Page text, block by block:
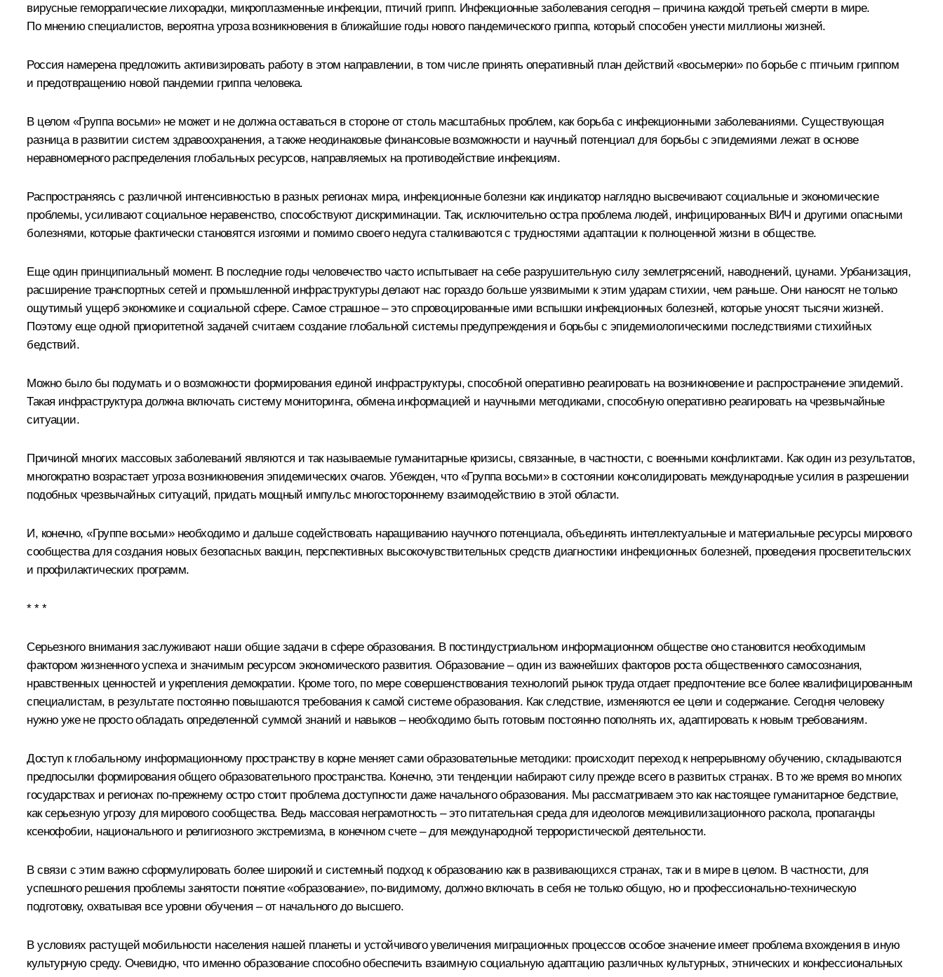
вирусные геморрагические лихорадки, микроплазменные инфекции, птичий грипп. Инфекционные заболевания сегодня – причина каждой третьей смерти в мире.
По мнению специалистов, вероятна угроза возникновения в ближайшие годы нового пандемического гриппа, который способен унести миллионы жизней.
Россия намерена предложить активизировать работу в этом направлении, в том числе принять оперативный план действий «восьмерки» по борьбе с птичьим гриппом
и предотвращению новой пандемии гриппа человека.
В целом «Группа восьми» не может и не должна оставаться в стороне от столь масштабных проблем, как борьба с инфекционными заболеваниями. Существующая
разница в развитии систем здравоохранения, а также неодинаковые финансовые возможности и научный потенциал для борьбы с эпидемиями лежат в основе
неравномерного распределения глобальных ресурсов, направляемых на противодействие инфекциям.
Распространяясь с различной интенсивностью в разных регионах мира, инфекционные болезни как индикатор наглядно высвечивают социальные и экономические
проблемы, усиливают социальное неравенство, способствуют дискриминации. Так, исключительно остра проблема людей, инфицированных ВИЧ и другими опасными
болезнями, которые фактически становятся изгоями и помимо своего недуга сталкиваются с трудностями адаптации к полноценной жизни в обществе.
Еще один принципиальный момент. В последние годы человечество часто испытывает на себе разрушительную силу землетрясений, наводнений, цунами. Урбанизация,
расширение транспортных сетей и промышленной инфраструктуры делают нас гораздо больше уязвимыми к этим ударам стихии, чем раньше. Они наносят не только
ощутимый ущерб экономике и социальной сфере. Самое страшное – это спровоцированные ими вспышки инфекционных болезней, которые уносят тысячи жизней.
Поэтому еще одной приоритетной задачей считаем создание глобальной системы предупреждения и борьбы с эпидемиологическими последствиями стихийных
бедствий.
Можно было бы подумать и о возможности формирования единой инфраструктуры, способной оперативно реагировать на возникновение и распространение эпидемий.
Такая инфраструктура должна включать систему мониторинга, обмена информацией и научными методиками, способную оперативно реагировать на чрезвычайные
ситуации.
Причиной многих массовых заболеваний являются и так называемые гуманитарные кризисы, связанные, в частности, с военными конфликтами. Как один из результатов,
многократно возрастает угроза возникновения эпидемических очагов. Убежден, что «Группа восьми» в состоянии консолидировать международные усилия в разрешении
подобных чрезвычайных ситуаций, придать мощный импульс многостороннему взаимодействию в этой области.
И, конечно, «Группе восьми» необходимо и дальше содействовать наращиванию научного потенциала, объединять интеллектуальные и материальные ресурсы мирового
сообщества для создания новых безопасных вакцин, перспективных высокочувствительных средств диагностики инфекционных болезней, проведения просветительских
и профилактических программ.
* * *
Серьезного внимания заслуживают наши общие задачи в сфере образования. В постиндустриальном информационном обществе оно становится необходимым
фактором жизненного успеха и значимым ресурсом экономического развития. Образование – один из важнейших факторов роста общественного самосознания,
нравственных ценностей и укрепления демократии. Кроме того, по мере совершенствования технологий рынок труда отдает предпочтение все более квалифицированным
специалистам, в результате постоянно повышаются требования к самой системе образования. Как следствие, изменяются ее цели и содержание. Сегодня человеку
нужно уже не просто обладать определенной суммой знаний и навыков – необходимо быть готовым постоянно пополнять их, адаптировать к новым требованиям.
Доступ к глобальному информационному пространству в корне меняет сами образовательные методики: происходит переход к непрерывному обучению, складываются
предпосылки формирования общего образовательного пространства. Конечно, эти тенденции набирают силу прежде всего в развитых странах. В то же время во многих
государствах и регионах по‑прежнему остро стоит проблема доступности даже начального образования. Мы рассматриваем это как настоящее гуманитарное бедствие,
как серьезную угрозу для мирового сообщества. Ведь массовая неграмотность – это питательная среда для идеологов межцивилизационного раскола, пропаганды
ксенофобии, национального и религиозного экстремизма, в конечном счете – для международной террористической деятельности.
В связи с этим важно сформулировать более широкий и системный подход к образованию как в развивающихся странах, так и в мире в целом. В частности, для
успешного решения проблемы занятости понятие «образование», по‑видимому, должно включать в себя не только общую, но и профессионально-техническую
подготовку, охватывая все уровни обучения – от начального до высшего.
В условиях растущей мобильности населения нашей планеты и устойчивого увеличения миграционных процессов особое значение имеет проблема вхождения в иную
культурную среду. Очевидно, что именно образование способно обеспечить взаимную социальную адаптацию различных культурных, этнических и конфессиональных